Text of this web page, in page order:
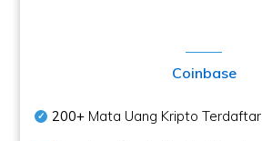
Coinbase
200+ Mata Uang Kripto Terdaftar